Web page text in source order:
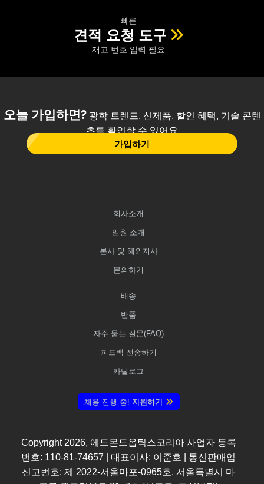
빠른
견적 요청 도구
재고 번호 입력 필요
오늘 가입하면?광학 트렌드, 신제품, 할인 혜택, 기술 콘텐
츠를 확인할 수 있어요
가입하기
회사소개
임원 소개
본사 및 해외지사
문의하기
배송
반품
자주 묻는 질문(FAQ)
피드백 전송하기
카탈로그
채용 진행 중! 지원하기
Copyright 2026, 에드몬드옵틱스코리아 사업자 등록
번호: 110-81-74657 | 대표이사: 이준호 | 통신판매업
신고번호: 제 2022-서울마포-0965호, 서울특별시 마